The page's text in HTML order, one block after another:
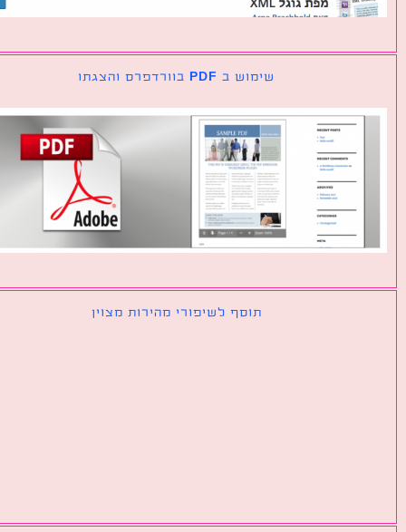
שימוש ב PDF בוורדפרס והצגתו
תוסף לשיפורי מהירות מצוין